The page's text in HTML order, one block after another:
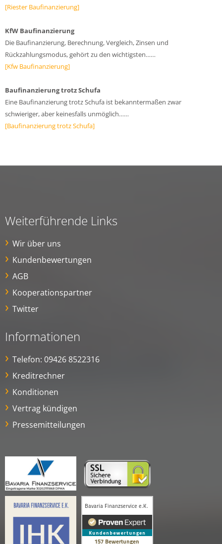
[Riester Baufinanzierung]
KfW Baufinanzierung
Die Baufinanzierung, Berechnung, Vergleich, Zinsen und
Rückzahlungsmodus, gehört zu den wichtigsten……
[Kfw Baufinanzierung]
Baufinanzierung trotz Schufa
Eine Baufinanzierung trotz Schufa ist bekanntermaßen zwar
schwieriger, aber keinesfalls unmöglich……
[Baufinanzierung trotz Schufa]
Weiterführende Links
Wir über uns
Kundenbewertungen
AGB
Kooperationspartner
Twitter
Informationen
Telefon: 09426 8522316
Kreditrechner
Konditionen
Vertrag kündigen
Pressemitteilungen